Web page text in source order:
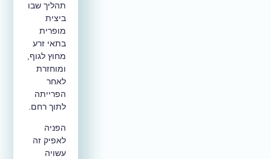
תהליך שבו
ביצית
מופרית
בתאי זרע
מחוץ לגוף,
ומוחזרת
לאחר
הפרייתה
לתוך רחם.
הפניה
לאפיק זה
עשויה